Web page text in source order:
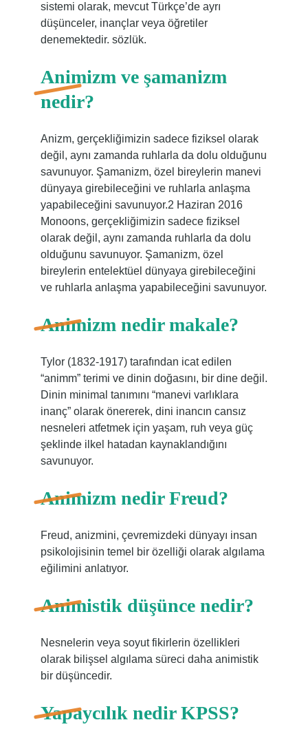
sistemi olarak, mevcut Türkçe’de ayrı
düşünceler, inançlar veya öğretiler
denemektedir. sözlük.
Animizm ve şamanizm
nedir?
Anizm, gerçekliğimizin sadece fiziksel olarak
değil, aynı zamanda ruhlarla da dolu olduğunu
savunuyor. Şamanizm, özel bireylerin manevi
dünyaya girebileceğini ve ruhlarla anlaşma
yapabileceğini savunuyor.2 Haziran 2016
Monoons, gerçekliğimizin sadece fiziksel
olarak değil, aynı zamanda ruhlarla da dolu
olduğunu savunuyor. Şamanizm, özel
bireylerin entelektüel dünyaya girebileceğini
ve ruhlarla anlaşma yapabileceğini savunuyor.
Animizm nedir makale?
Tylor (1832-1917) tarafından icat edilen
“animm” terimi ve dinin doğasını, bir dine değil.
Dinin minimal tanımını “manevi varlıklara
inanç” olarak önererek, dini inancın cansız
nesneleri atfetmek için yaşam, ruh veya güç
şeklinde ilkel hatadan kaynaklandığını
savunuyor.
Animizm nedir Freud?
Freud, anizmini, çevremizdeki dünyayı insan
psikolojisinin temel bir özelliği olarak algılama
eğilimini anlatıyor.
Animistik düşünce nedir?
Nesnelerin veya soyut fikirlerin özellikleri
olarak bilişsel algılama süreci daha animistik
bir düşüncedir.
Yapaycılık nedir KPSS?